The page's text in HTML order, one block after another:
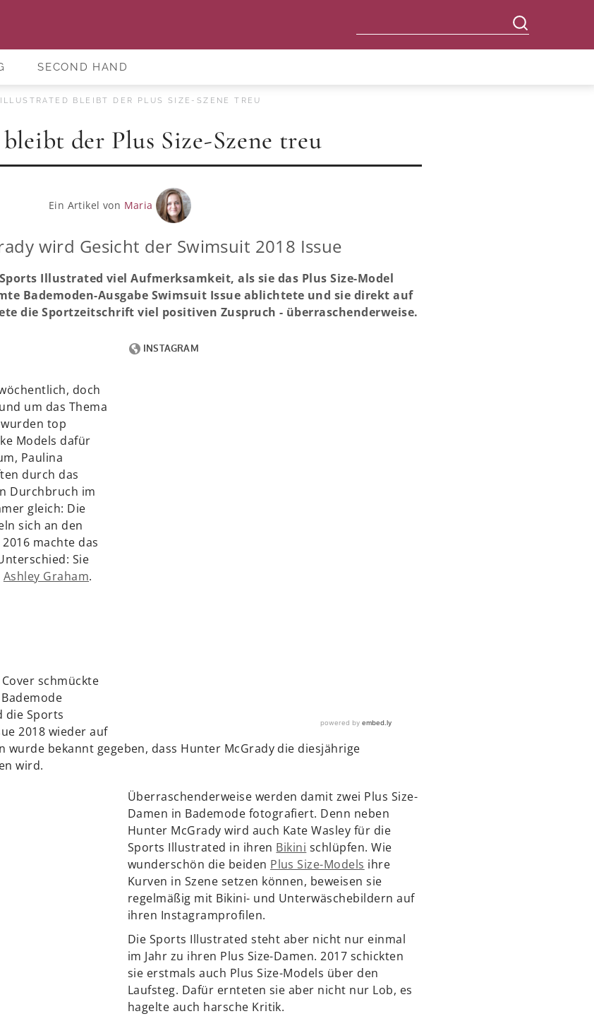
SECOND HAND
BLEIBT DER PLUS SIZE-SZENE TREU
der Plus Size-Szene treu
Ein Artikel von Maria
wird Gesicht der Swimsuit 2018 Issue
Illustrated viel Aufmerksamkeit, als sie das Plus Size-Model
Bademoden-Ausgabe Swimsuit Issue ablichtete und sie direkt auf
die Sportzeitschrift viel positiven Zuspruch - überraschenderweise.
doch
um das Thema
top
Models dafür
Paulina
durch das
Durchbruch im
gleich: Die
sich an den
machte das
Sie
Ashley Graham.
schmückte
die Sports
2018 wieder auf
wurde bekannt gegeben, dass Hunter McGrady die diesjährige
wird.
Überraschenderweise werden damit zwei Plus Size-
Damen in Bademode fotografiert. Denn neben
Hunter McGrady wird auch Kate Wasley für die
Sports Illustrated in ihren Bikini schlüpfen. Wie
wunderschön die beiden Plus Size-Models ihre
Kurven in Szene setzen können, beweisen sie
regelmäßig mit Bikini- und Unterwäschebildern auf
ihren Instagramprofilen.
Die Sports Illustrated steht aber nicht nur einmal
im Jahr zu ihren Plus Size-Damen. 2017 schickten
sie erstmals auch Plus Size-Models über den
Laufsteg. Dafür ernteten sie aber nicht nur Lob, es
hagelte auch harsche Kritik.